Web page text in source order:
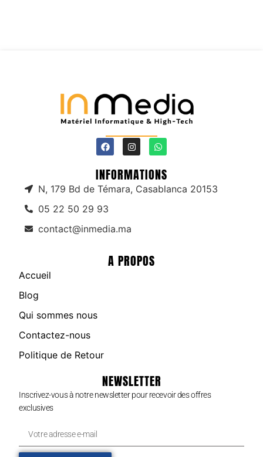
INFORMATIONS
N, 179 Bd de Témara, Casablanca 20153
05 22 50 29 93
contact@inmedia.ma
A PROPOS
Accueil
Blog
Qui sommes nous
Contactez-nous
Politique de Retour
NEWSLETTER
Inscrivez-vous à notre newsletter pour recevoir des offres
exclusives